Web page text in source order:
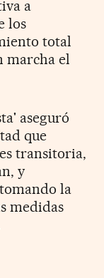
a
los
total
marcha el
aseguró
que
transitoria,
y
la
medidas